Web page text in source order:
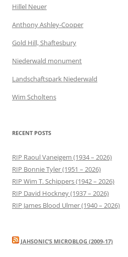
Hillel Neuer
Anthony Ashley-Cooper
Gold Hill, Shaftesbury
Niederwald monument
Landschaftspark Niederwald
Wim Scholtens
RECENT POSTS
RIP Raoul Vaneigem (1934 – 2026)
RIP Bonnie Tyler (1951 – 2026)
RIP Wim T. Schippers (1942 – 2026)
RIP David Hockney (1937 – 2026)
RIP James Blood Ulmer (1940 – 2026)
JAHSONIC’S MICROBLOG (2009-17)